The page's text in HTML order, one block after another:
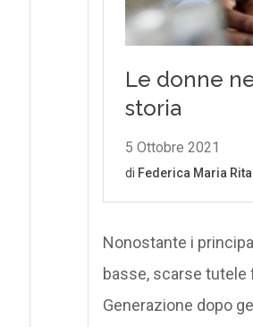
Nonostante i
basse, scarse tutele
Generazione dopo